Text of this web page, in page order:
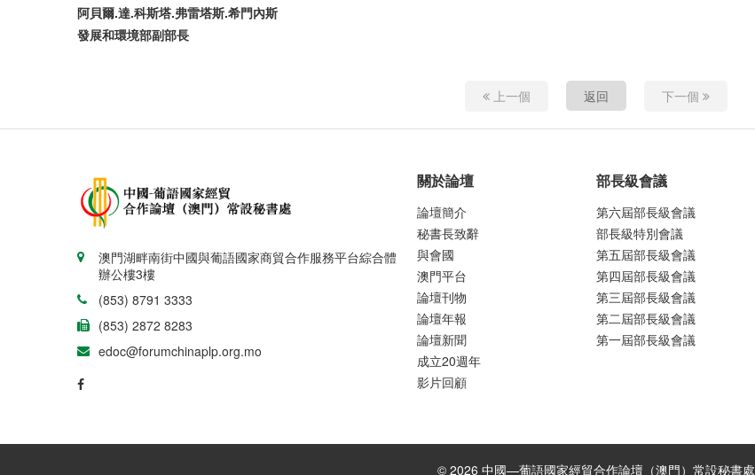
阿貝爾.達.科斯塔.弗雷塔斯.希門內斯
發展和環境部副部長
上一個 返回 下一個
澳門湖畔南街中國與葡語國家商貿合作服務平台綜合體
辦公樓3樓
(853) 8791 3333
(853) 2872 8283
edoc@forumchinaplp.org.mo
關於論壇
論壇簡介
秘書長致辭
與會國
澳門平台
論壇刊物
論壇年報
論壇新聞
成立20週年
影片回顧
部長級會議
第六屆部長級會議
部長級特別會議
第五屆部長級會議
第四屆部長級會議
第三屆部長級會議
第二屆部長級會議
第一屆部長級會議
© 2026 中國—葡語國家經貿合作論壇（澳門）常設秘書處